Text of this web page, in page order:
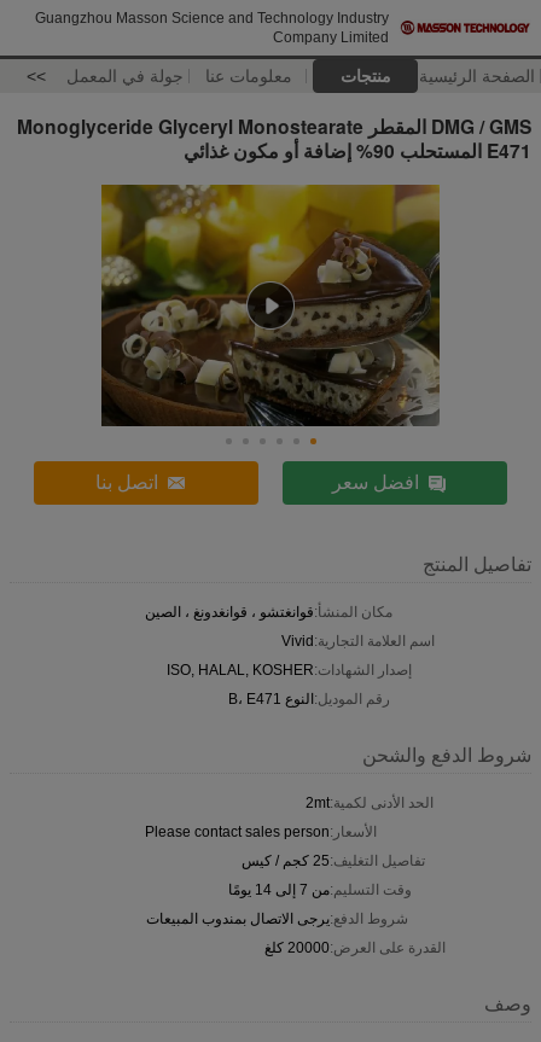
Guangzhou Masson Science and Technology Industry
Company Limited
الصفحة الرئيسية منتجات معلومات عنا جولة في المعمل >>
DMG / GMS المقطر Monoglyceride Glyceryl Monostearate
E471 المستحلب 90% إضافة أو مكون غذائي
افضل سعر اتصل بنا
تفاصيل المنتج
مكان المنشأ:قوانغتشو ، قوانغدونغ ، الصين
اسم العلامة التجارية:Vivid
إصدار الشهادات:ISO, HALAL, KOSHER
رقم الموديل:النوع B، E471
شروط الدفع والشحن
الحد الأدنى لكمية:2mt
الأسعار:Please contact sales person
تفاصيل التغليف:25 كجم / كيس
وقت التسليم:من 7 إلى 14 يومًا
شروط الدفع:يرجى الاتصال بمندوب المبيعات
القدرة على العرض:20000 كلغ
وصف